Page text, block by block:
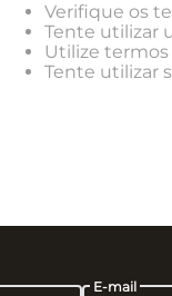
Verifique os
Tente utilizar
Utilize termos
Tente utilizar
E-mail